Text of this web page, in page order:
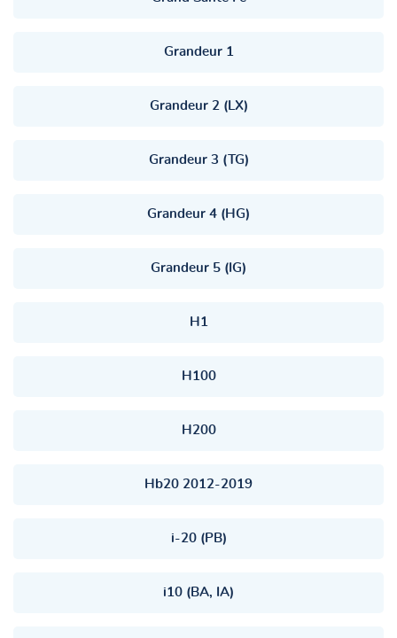
Grandeur 1
Grandeur 2 (LX)
Grandeur 3 (TG)
Grandeur 4 (HG)
Grandeur 5 (IG)
H1
H100
H200
Hb20 2012-2019
i-20 (PB)
i10 (BA, IA)